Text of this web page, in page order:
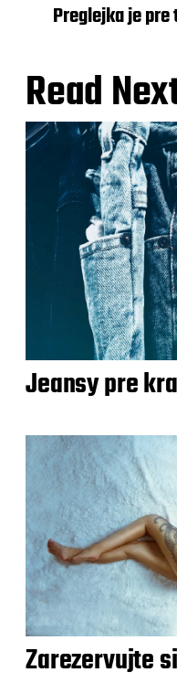
Preglejka je
Read
Jeansy pre
Zarezervujte